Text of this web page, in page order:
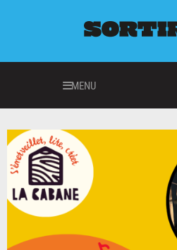
MENU